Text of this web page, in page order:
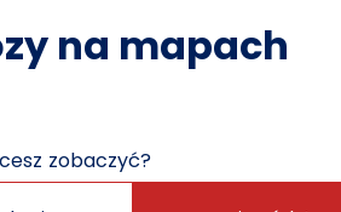
na mapach
zobaczyć?